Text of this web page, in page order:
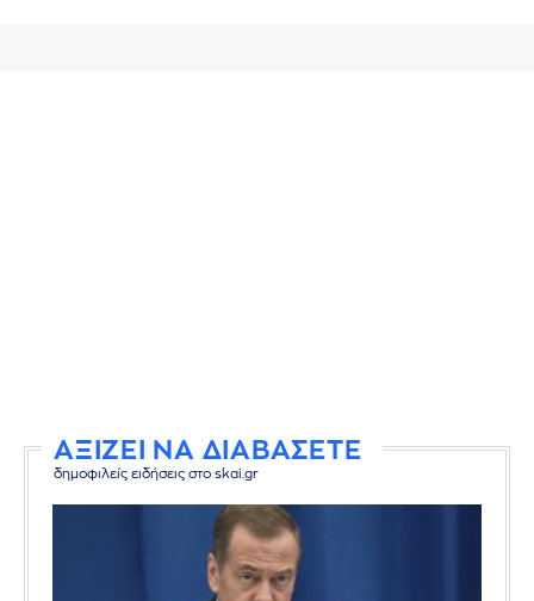
ΑΞΙΖΕΙ ΝΑ ΔΙΑΒΑΣΕΤΕ
δημοφιλείς ειδήσεις στο skai.gr